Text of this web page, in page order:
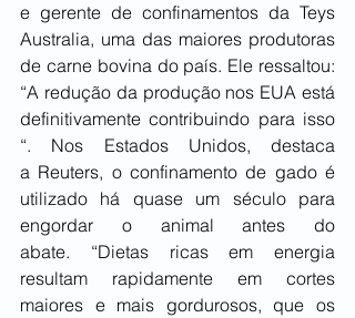
e gerente de confinamentos da Teys
Australia, uma das maiores produtoras
de carne bovina do país. Ele ressaltou:
“A redução da produção nos EUA está
definitivamente contribuindo para isso
“. Nos Estados Unidos, destaca
a Reuters, o confinamento de gado é
utilizado há quase um século para
engordar o animal antes do
abate. “Dietas ricas em energia
resultam rapidamente em cortes
maiores e mais gordurosos, que os